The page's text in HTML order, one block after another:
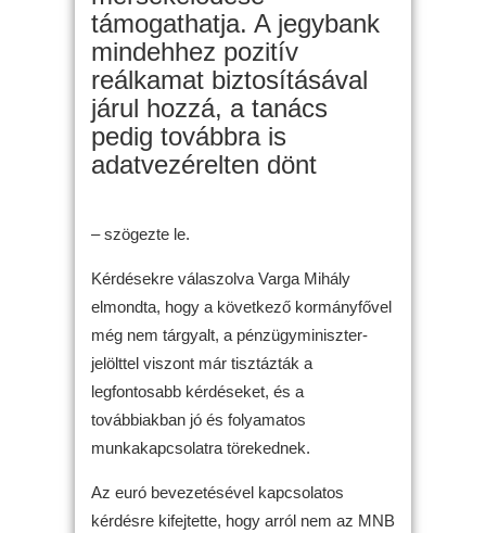
támogathatja. A jegybank
mindehhez pozitív
reálkamat biztosításával
járul hozzá, a tanács
pedig továbbra is
adatvezérelten dönt
– szögezte le.
Kérdésekre válaszolva Varga Mihály
elmondta, hogy a következő kormányfővel
még nem tárgyalt, a pénzügyminiszter-
jelölttel viszont már tisztázták a
legfontosabb kérdéseket, és a
továbbiakban jó és folyamatos
munkakapcsolatra törekednek.
Az euró bevezetésével kapcsolatos
kérdésre kifejtette, hogy arról nem az MNB